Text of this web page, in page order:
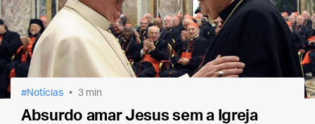
Notícias 3 min
Absurdo amar Jesus sem a Igreja